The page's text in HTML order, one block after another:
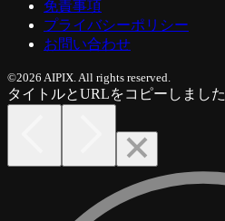
免責事項
プライバシーポリシー
お問い合わせ
©2026 AIPIX. All rights reserved.
タイトルとURLをコピーしました